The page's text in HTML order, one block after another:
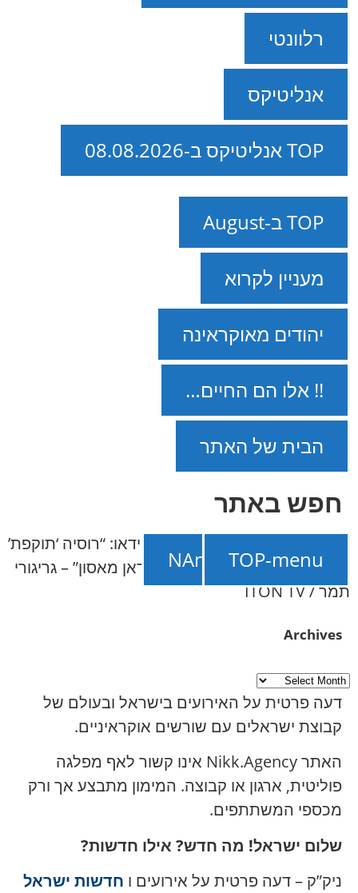
רלוונטי
אנליטיקס
TOP אנליטיקס ב-08.08.2026
TOP ב-August
מעניין לקרוא
יהודים מאוקראינה
!! אלו הם החיים…
הבית של האתר
חפש באתר
וידאו: “רוסיה ‘תוקפת’
את ישראל, מנסה להציל את איראן מאסון” – גריגורי
תמר / ITON TV
Archives
דעה פרטית על האירועים בישראל ובעולם של
קבוצת ישראלים עם שורשים אוקראיניים.
האתר Nikk.Agency אינו קשור לאף מפלגה
פוליטית, ארגון או קבוצה. המימון מתבצע אך ורק
מכספי המשתתפים.
שלום ישראל! מה חדש? אילו חדשות?
ניק”ק – דעה פרטית על אירועים ו חדשות ישראל
תמכו ב-NAnews
TOP-menu